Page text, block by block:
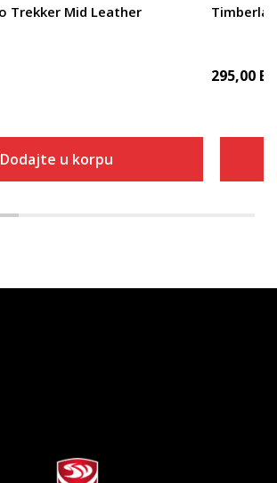
Trekker Mid Leather
Dodajte u korpu
295,00